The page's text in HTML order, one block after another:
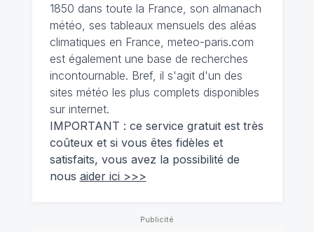
1850 dans toute la France, son almanach
météo, ses tableaux mensuels des aléas
climatiques en France, meteo-paris.com
est également une base de recherches
incontournable. Bref, il s'agit d'un des
sites météo les plus complets disponibles
sur internet.
IMPORTANT : ce service gratuit est très
coûteux et si vous êtes fidèles et
satisfaits, vous avez la possibilité de
nous aider ici >>>